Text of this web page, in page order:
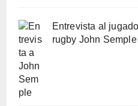
Entrevista al
rugby John Semple